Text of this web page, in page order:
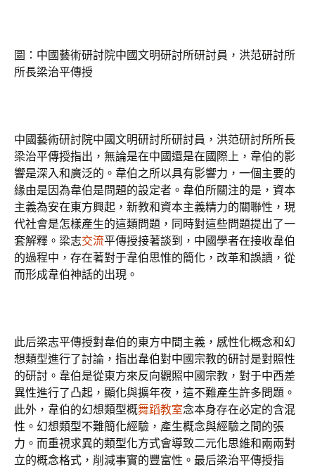
圖：中國藝術研討院中國文明研討所研討員，洪范研討所
所長梁治平傳授
中國藝術研討院中國文明研討所研討員，洪范研討所所長
梁治平傳授指出，無論是在中國還是在國際上，韋伯的影
響是深入和廣泛的。韋伯之所以具有影響力，一個主要的
緣由是因為韋伯是問題的設定者。韋伯所關注的是，資本
主義為安在東方興起，新教和資本主義精力的關聯性，現
代社會是怎樣產生的這類問題，同時對這些問題提出了一
套解釋。梁志交流平傳授接著談到，中國學者在接收韋伯
的過程中，存在著對于韋伯思惟的簡化，改革和誤讀，從
而形成韋伯神話的出現。
此后梁志平傳授對韋伯的東方中間主義，感性化概念和幻
想類型進行了討論，指出韋伯對中國宗教的研討是對照性
的研討。韋伯是從東方來反向觀照中國宗教，對于中西差
異性進行了凸起，顯化與擴年夜，這不難產生許多問題。
此外，韋伯的幻想類型概舞蹈教室念本身存在必定的含混
性。幻想類型不難簡化經驗，產生概念與經驗之間的張
力。而重視求異的類型化方式會導致二元化思維和兩兩對
立的概念格式，削減事實的豐富性。最后梁治平傳授指